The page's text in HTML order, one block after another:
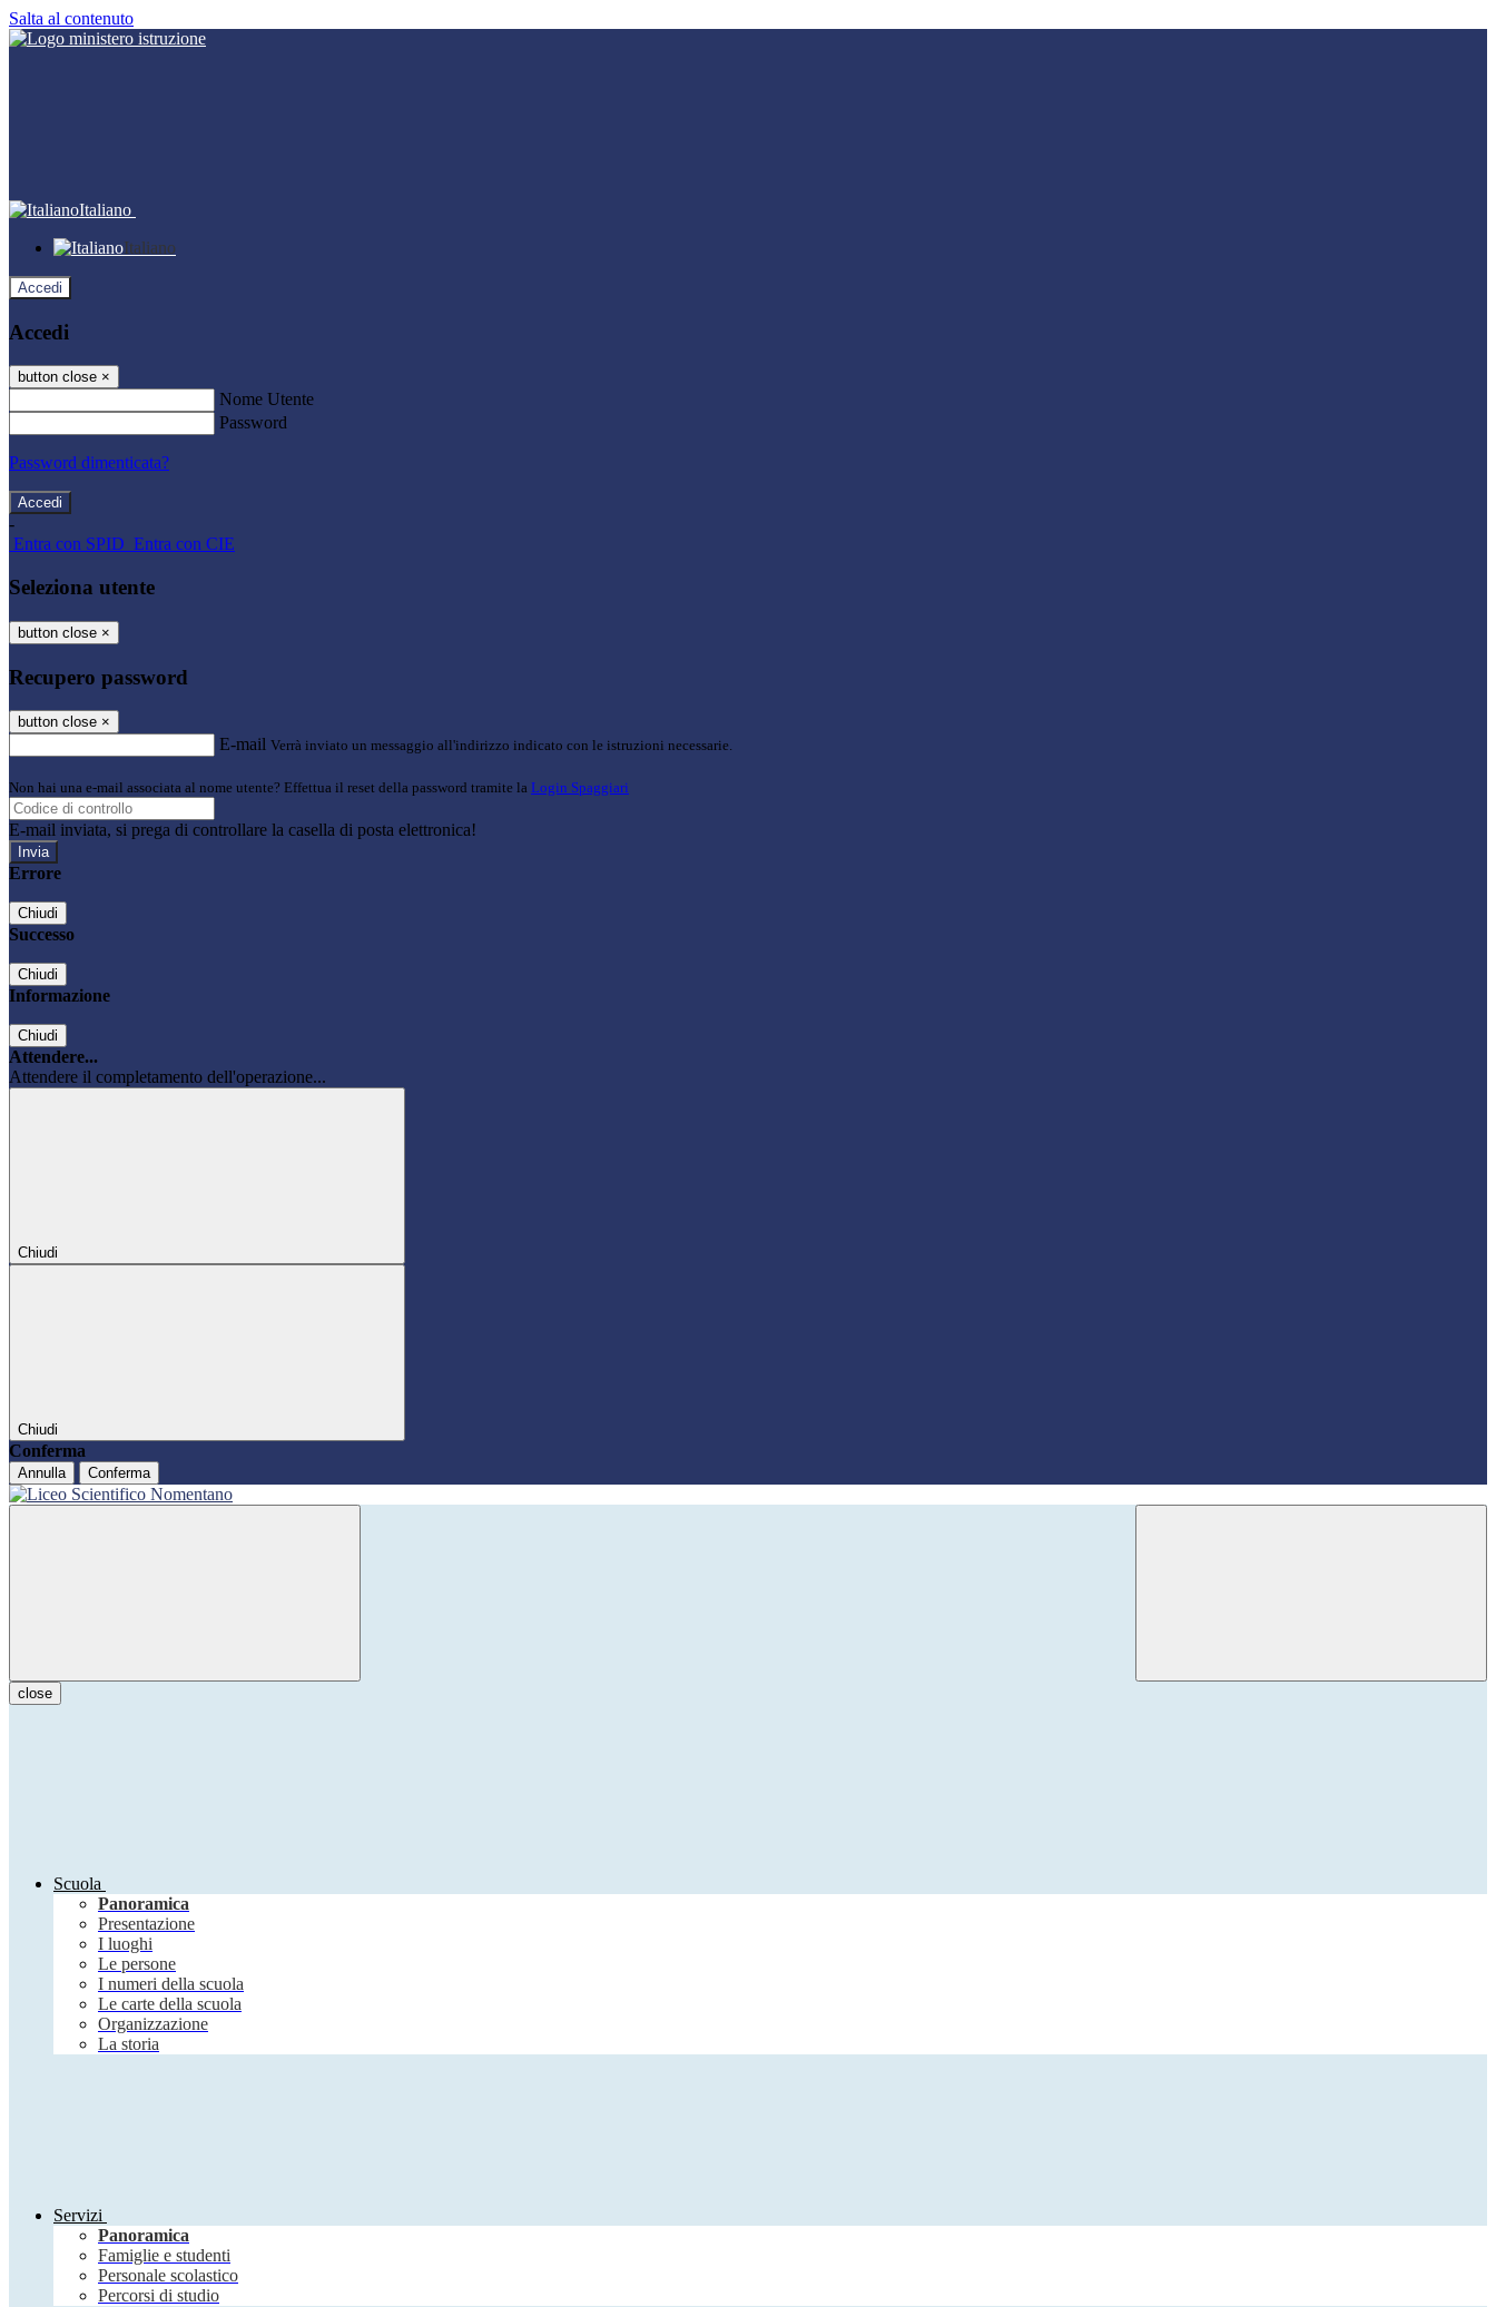
Salta al contenuto
Italiano
Italiano
Accedi
Accedi
button close ×
Nome Utente
Password
Password dimenticata?
-
Entra con SPID Entra con CIE
Seleziona utente
button close ×
Recupero password
button close ×
E-mail Verrà inviato un messaggio all'indirizzo indicato con le istruzioni necessarie.
Non hai una e-mail associata al nome utente? Effettua il reset della password tramite la Login Spaggiari
E-mail inviata, si prega di controllare la casella di posta elettronica!
Errore
Chiudi
Successo
Chiudi
Informazione
Chiudi
Attendere...
Attendere il completamento dell'operazione...
Chiudi
Chiudi
Conferma
Annulla Conferma
close
Scuola
Panoramica
Presentazione
I luoghi
Le persone
I numeri della scuola
Le carte della scuola
Organizzazione
La storia
Servizi
Panoramica
Famiglie e studenti
Personale scolastico
Percorsi di studio